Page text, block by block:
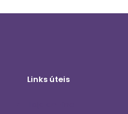
Links úteis